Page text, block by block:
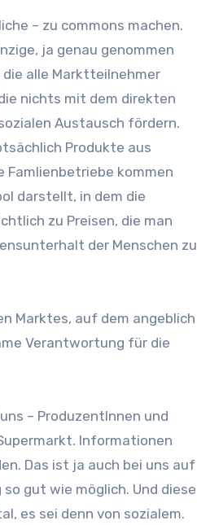
– zu commons machen.
ja genau genommen
alle Marktteilnehmer
nichts mit dem direkten
Austausch fördern.
Produkte aus
Famlienbetriebe kommen
darstellt, in dem die
zu Preisen, die man
der Menschen zu
Marktes, auf dem angeblich
Verantwortung für die
– ProduzentInnen und
Informationen
Das ist ja auch bei uns auf
gut wie möglich. Und diese
es sei denn von sozialem.